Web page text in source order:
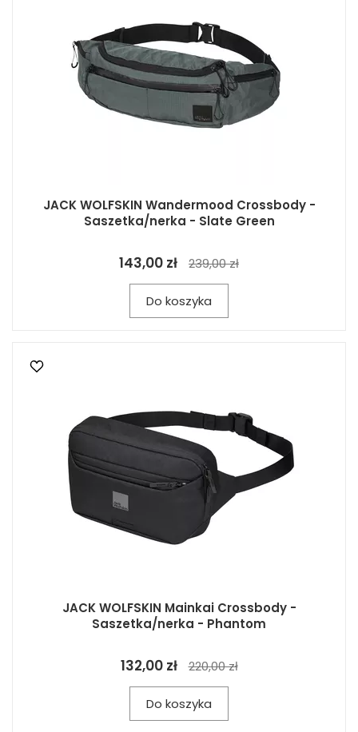
JACK WOLFSKIN Wandermood Crossbody -
Saszetka/nerka - Slate Green
143,00 zł 239,00 zł
Do koszyka
JACK WOLFSKIN Mainkai Crossbody -
Saszetka/nerka - Phantom
132,00 zł 220,00 zł
Do koszyka